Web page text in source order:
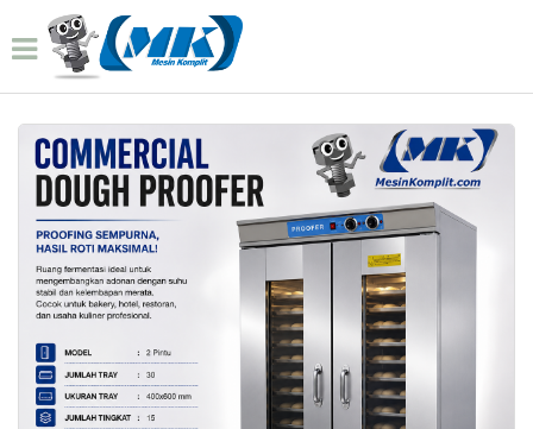
Home Produk Mesin Proofer 2 Pintu Rst 052